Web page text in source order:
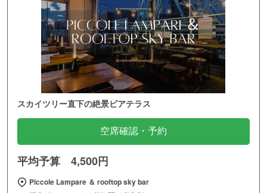
スカイツリー直下の絶景ビアテラス
空席確認・予約
平均予算 4,500円
Piccole Lampare ＆ rooftop sky bar